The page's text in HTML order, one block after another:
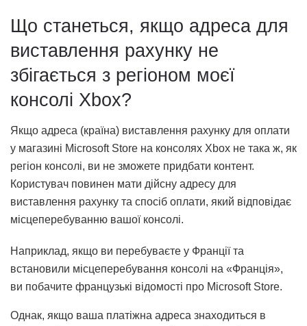
Що станеться, якщо адреса для
виставлення рахунку не
збігається з регіоном моєї
консолі Xbox?
Якщо адреса (країна) виставлення рахунку для оплати
у магазині Microsoft Store на консолях Xbox не така ж, як
регіон консолі, ви не зможете придбати контент.
Користувач повинен мати дійсну адресу для
виставлення рахунку та спосіб оплати, який відповідає
місцеперебуванню вашої консолі.
Наприклад, якщо ви перебуваєте у Франції та
встановили місцеперебування консолі на «Франція»,
ви побачите французькі відомості про Microsoft Store.
Однак, якщо ваша платіжна адреса знаходиться в